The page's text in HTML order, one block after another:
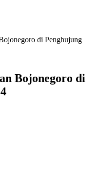
di Penghujung
Bojonegoro di